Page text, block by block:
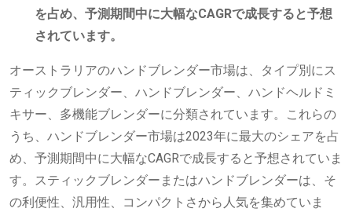
を占め、予測期間中に大幅なCAGRで成長すると予想
されています。
オーストラリアのハンドブレンダー市場は、タイプ別にス
ティックブレンダー、ハンドブレンダー、ハンドヘルドミ
キサー、多機能ブレンダーに分類されています。これらの
うち、ハンドブレンダー市場は2023年に最大のシェアを占
め、予測期間中に大幅なCAGRで成長すると予想されていま
す。スティックブレンダーまたはハンドブレンダーは、そ
の利便性、汎用性、コンパクトさから人気を集めていま